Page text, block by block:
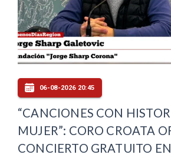
06-08-2026 20:45
“CANCIONES CON
MUJER”: CORO CROATA
CONCIERTO GRATUITO